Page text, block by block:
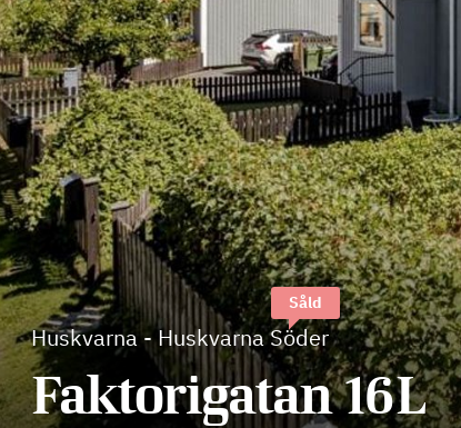
Huskvarna-Huskvarna Söder
Såld
Faktorigatan 16L